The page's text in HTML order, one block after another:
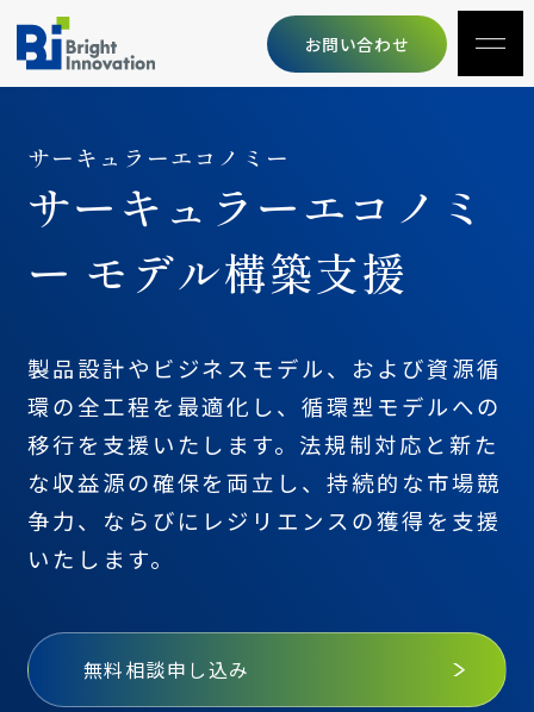
お問い合わせ
サーキュラーエコノミー
サーキュラーエコノミ
ー モデル構築支援
製品設計やビジネスモデル、および資源循
環の全工程を最適化し、循環型モデルへの
移行を支援いたします。法規制対応と新た
な収益源の確保を両立し、持続的な市場競
争力、ならびにレジリエンスの獲得を支援
いたします。
無料相談申し込み